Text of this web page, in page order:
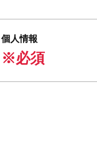
個人情報
※必須